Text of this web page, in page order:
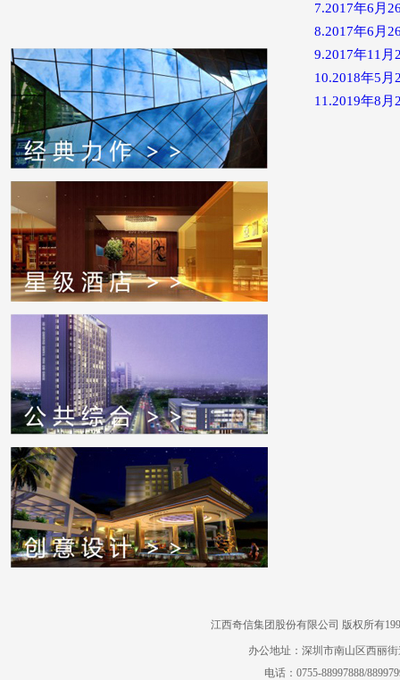
7.2017年6月
8.2017年6月
9.2017年11月
10.2018年5
11.2019年8
江西奇信集团股份有限公司 版权所有
办公地址：深圳市南山区西丽
电话：0755-88997888/